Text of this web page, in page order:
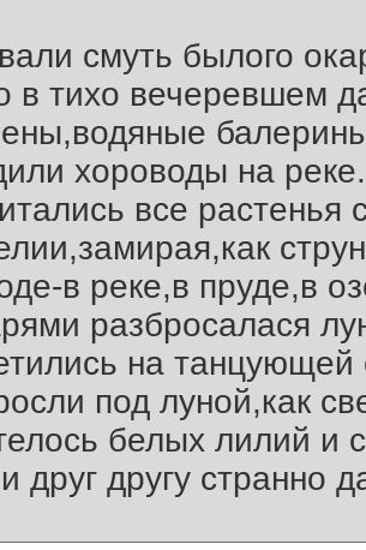
смуть былого
в тихо вечеревшем
хороводы на реке.
все растенья
в реке,в пруде,в
разбросалася
на танцующей
под луной,как
белых лилий и
друг другу странно